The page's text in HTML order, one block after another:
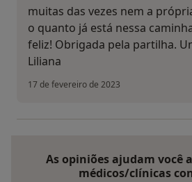
muitas das vezes nem a
o quanto já está nessa
feliz! Obrigada pela partilha.
Liliana
17 de fevereiro de 2023
As opiniões ajudam você
médicos/clínicas